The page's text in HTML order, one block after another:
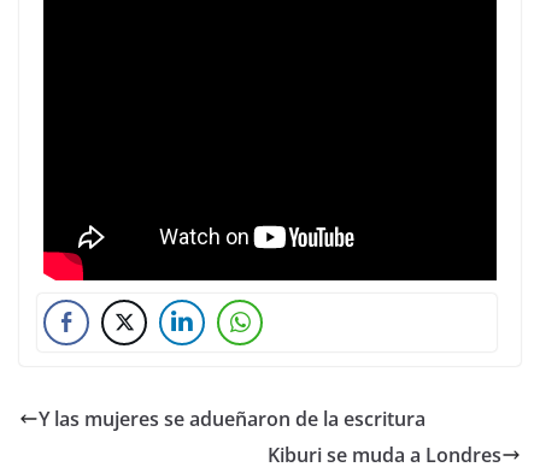
Y las mujeres se adueñaron de la escritura
Kiburi se muda a Londres